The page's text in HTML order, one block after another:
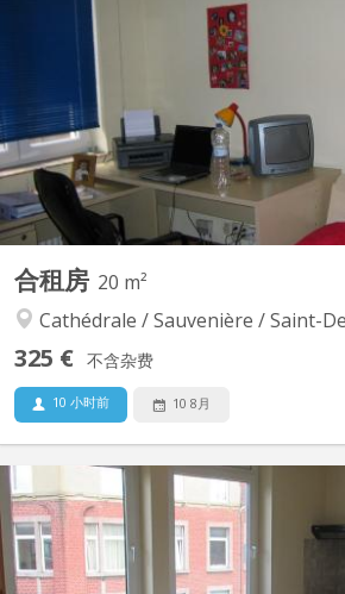
POUR ETUDIANT (E) du supérieur ou
blog Wordpress pour les photos & video
(veuillez copier-coller ce lien dans un
Pour la DUREE (TERM) de location,
de 8 mois ou 10
合租房 20 m²
Cathédrale / Sauvenière / Saint-
325 € 不含杂费
10 小时前 10 8月
Kot spacieux et lumineux situé au 1er